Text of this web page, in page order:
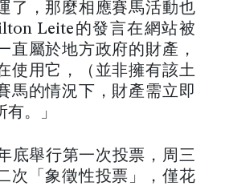
了，那麼相應賽馬活動也
Leite的發言在網站被
直屬於地方政府的財產，
使用它，（並非擁有該土
馬的情況下，財產需立即
。」
底舉行第一次投票，周三
次「象徵性投票」，僅花